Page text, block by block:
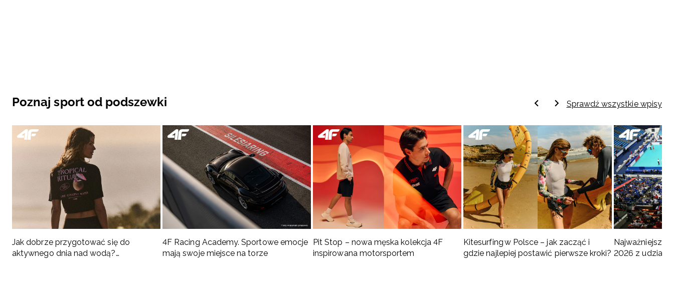
Poznaj sport od podszewki Sprawdź wszystkie wpisy
Jak dobrze przygotować się do
aktywnego dnia nad wodą?
4F Racing Academy. Sportowe emocje
mają swoje miejsce na torze
Pit Stop – nowa męska kolekcja 4F
inspirowana motorsportem
Kitesurfing w Polsce – jak zacząć i
gdzie najlepiej postawić pierwsze kroki?
Najważniejsze
2026 z